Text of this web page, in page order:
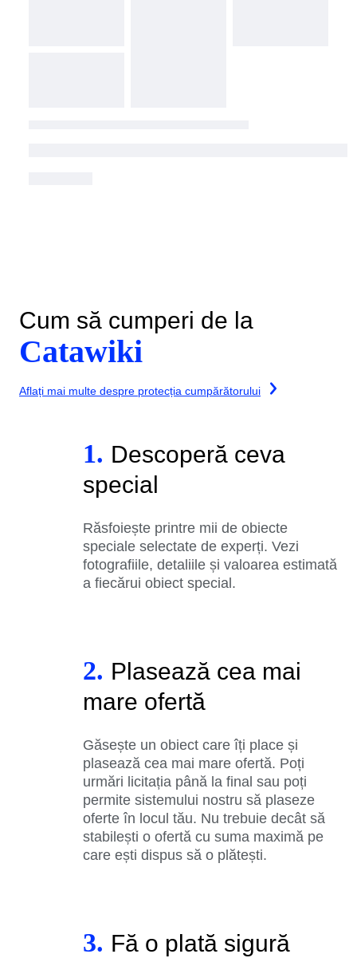
Cum să cumperi de la
Catawiki
Aflați mai multe despre protecția cumpărătorului
1. Descoperă ceva
special
Răsfoiește printre mii de obiecte
speciale selectate de experți. Vezi
fotografiile, detaliile și valoarea estimată
a fiecărui obiect special.
2. Plasează cea mai
mare ofertă
Găsește un obiect care îți place și
plasează cea mai mare ofertă. Poți
urmări licitația până la final sau poți
permite sistemului nostru să plaseze
oferte în locul tău. Nu trebuie decât să
stabilești o ofertă cu suma maximă pe
care ești dispus să o plătești.
3. Fă o plată sigură